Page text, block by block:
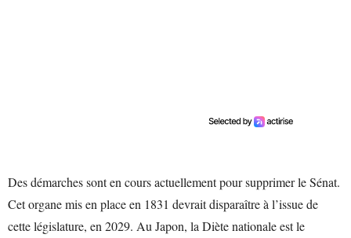
Des démarches sont en cours actuellement pour supprimer le Sénat.
Cet organe mis en place en 1831 devrait disparaître à l’issue de
cette législature, en 2029. Au Japon, la Diète nationale est le